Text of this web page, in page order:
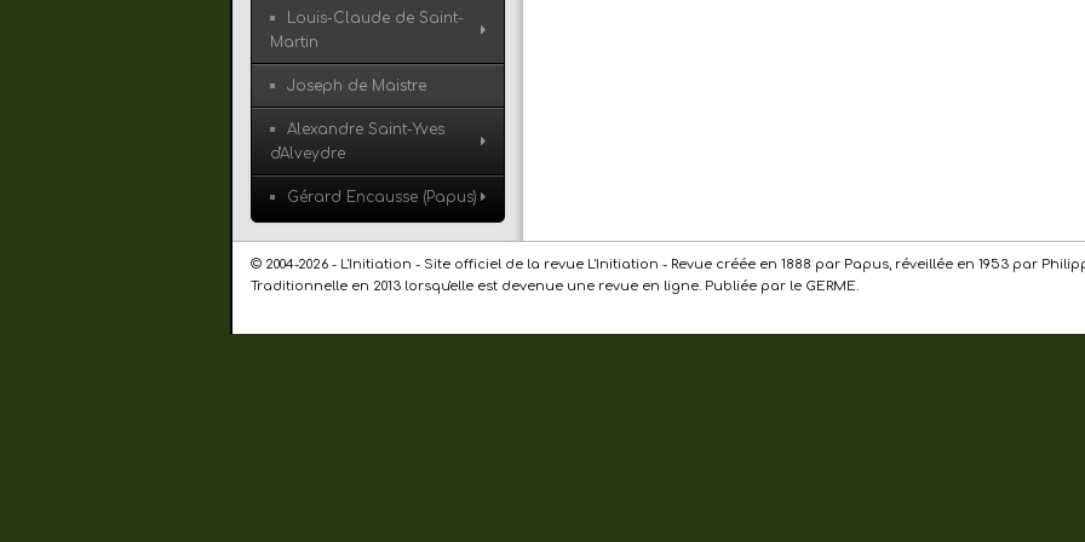
Louis-Claude de Saint-
Martin
Joseph de Maistre
Alexandre Saint-Yves
d'Alveydre
Gérard Encausse (Papus)
© 2004-2026 - L'Initiation - Site officiel de la revue L'Initiation - Revue créée en 1888 par Papus, réveillée en 1953 par
Traditionnelle en 2013 lorsqu'elle est devenue une revue en ligne. Publiée par le GERME.